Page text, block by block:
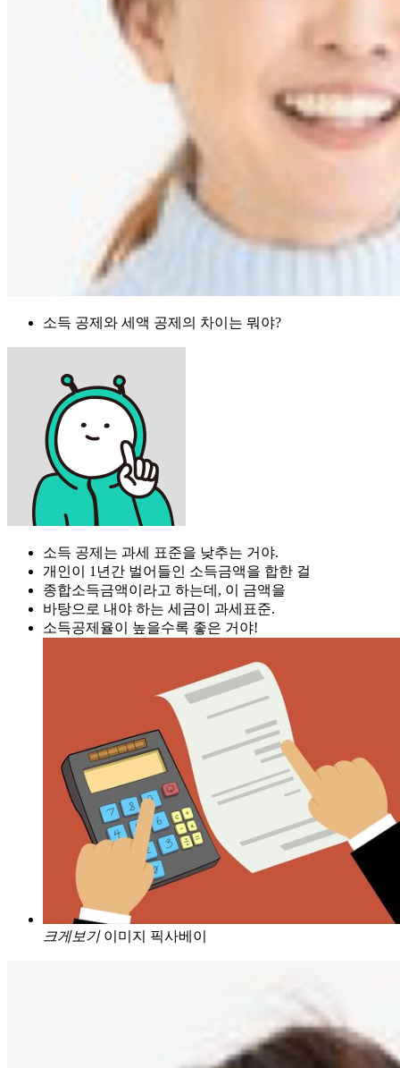
소득 공제와 세액 공제의 차이는 뭐야?
소득 공제는 과세 표준을 낮추는 거야.
개인이 1년간 벌어들인 소득금액을 합한 걸
종합소득금액이라고 하는데, 이 금액을
바탕으로 내야 하는 세금이 과세표준.
소득공제율이 높을수록 좋은 거야!
크게보기 이미지 픽사베이